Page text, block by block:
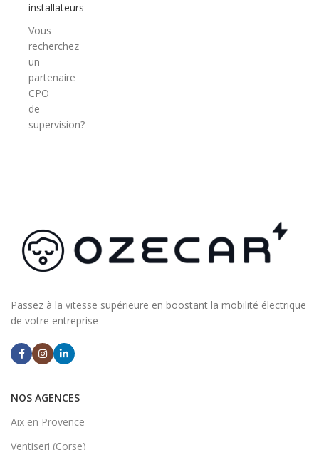
installateurs
Vous
recherchez
un
partenaire
CPO
de
supervision?
Passez à la vitesse supérieure en boostant la mobilité électrique
de votre entreprise
NOS AGENCES
Aix en Provence
Ventiseri (Corse)